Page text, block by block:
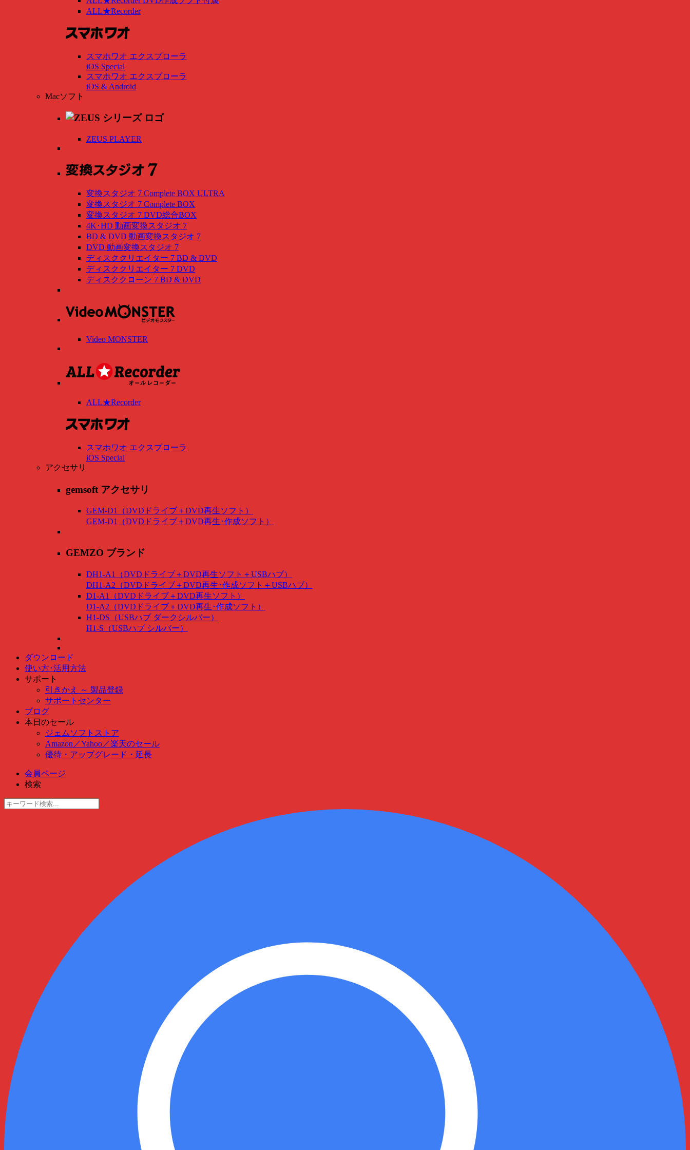
ALL★Recorder
スマホワオ エクスプローラ
iOS Special
スマホワオ エクスプローラ
iOS & Android
Macソフト
ZEUS PLAYER
変換スタジオ 7 Complete BOX ULTRA
変換スタジオ 7 Complete BOX
変換スタジオ 7 DVD総合BOX
4K･HD 動画変換スタジオ 7
BD & DVD 動画変換スタジオ 7
DVD 動画変換スタジオ 7
ディスククリエイター 7 BD & DVD
ディスククリエイター 7 DVD
ディスククローン 7 BD & DVD
Video MONSTER
ALL★Recorder
スマホワオ エクスプローラ
iOS Special
アクセサリ
gemsoft アクセサリ
GEM-D1（DVDドライブ＋DVD再生ソフト）
GEM-D1（DVDドライブ＋DVD再生･作成ソフト）
GEMZO ブランド
DH1-A1（DVDドライブ＋DVD再生ソフト＋USBハブ）
DH1-A2（DVDドライブ＋DVD再生･作成ソフト＋USBハブ）
D1-A1（DVDドライブ＋DVD再生ソフト）
D1-A2（DVDドライブ＋DVD再生･作成ソフト）
H1-DS（USBハブ ダークシルバー）
H1-S（USBハブ シルバー）
ダウンロード
使い方･活用方法
サポート
引きかえ ～ 製品登録
サポートセンター
ブログ
本日のセール
ジェムソフトストア
Amazon ／Yahoo ／楽天のセール
優待・アップグレード・延長
会員ページ
検索